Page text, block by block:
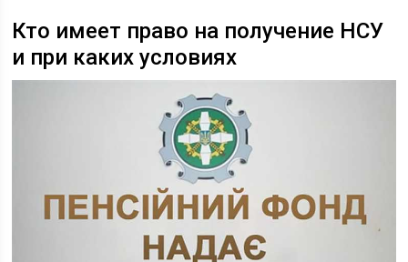
Кто имеет право на получение НСУ
и при каких условиях